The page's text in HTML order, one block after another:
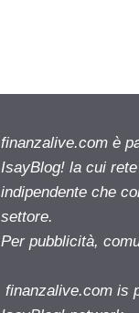
finanzalive.com è
IsayBlog! la cui
indipendente che
settore.
Per pubblicità,
finanzalive.com is